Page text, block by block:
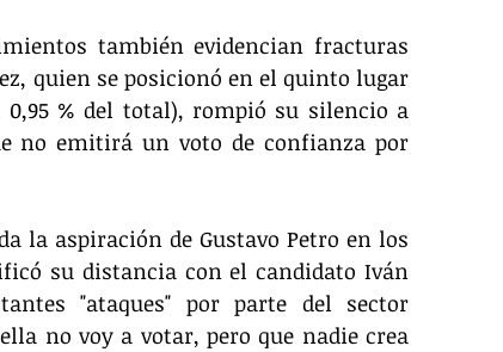
también evidencian fracturas
quien se posicionó en el quinto lugar
0,95 % del total), rompió su silencio a
no emitirá un voto de confianza por
la aspiración de Gustavo Petro en los
su distancia con el candidato Iván
"ataques" por parte del sector
no voy a votar, pero que nadie crea